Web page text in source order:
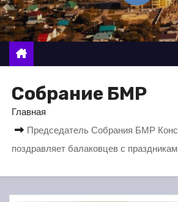
о
м
у
Собрание БМР
Главная
Председатель Собрания БМР
поздравляет балаковцев с праздникам